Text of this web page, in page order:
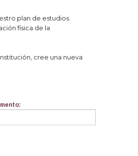
plan de estudios.
física de la
cree una nueva